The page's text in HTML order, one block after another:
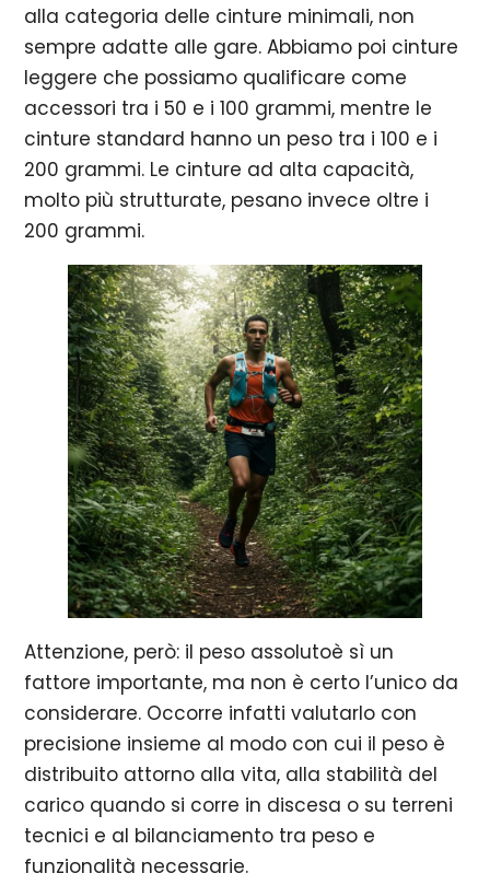
alla categoria delle cinture minimali, non
sempre adatte alle gare. Abbiamo poi cinture
leggere che possiamo qualificare come
accessori tra i 50 e i 100 grammi, mentre le
cinture standard hanno un peso tra i 100 e i
200 grammi. Le cinture ad alta capacità,
molto più strutturate, pesano invece oltre i
200 grammi.
Attenzione, però: il peso assolutoè sì un
fattore importante, ma non è certo l’unico da
considerare. Occorre infatti valutarlo con
precisione insieme al modo con cui il peso è
distribuito attorno alla vita, alla stabilità del
carico quando si corre in discesa o su terreni
tecnici e al bilanciamento tra peso e
funzionalità necessarie.